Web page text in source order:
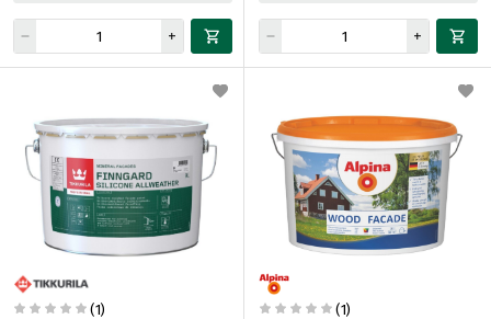
(1) (1)